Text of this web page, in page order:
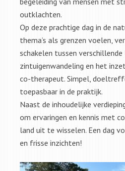
outklachten.
Op deze prachtige dag in de
thema’s als grenzen voelen,
schakelen tussen
zintuigenwandeling en het
co-therapeut. Simpel,
toepasbaar in de praktijk.
Naast de inhoudelijke
om ervaringen en kennis met
land uit te wisselen. Een dag
en frisse inzichten!